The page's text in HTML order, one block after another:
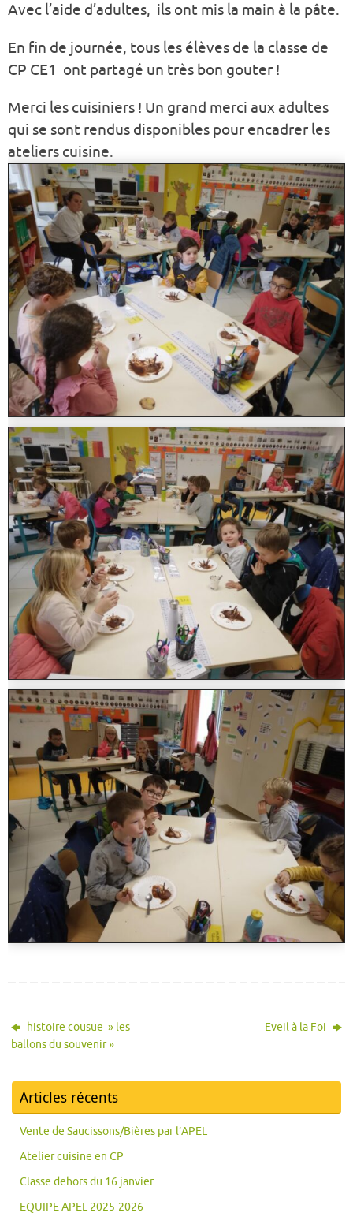
Avec l’aide d’adultes, ils ont mis la main à la pâte.
En fin de journée, tous les élèves de la classe de
CP CE1 ont partagé un très bon gouter !
Merci les cuisiniers ! Un grand merci aux adultes
qui se sont rendus disponibles pour encadrer les
ateliers cuisine.
histoire cousue » les
ballons du souvenir »
Eveil à la Foi
Articles récents
Vente de Saucissons/Bières par l’APEL
Atelier cuisine en CP
Classe dehors du 16 janvier
EQUIPE APEL 2025-2026